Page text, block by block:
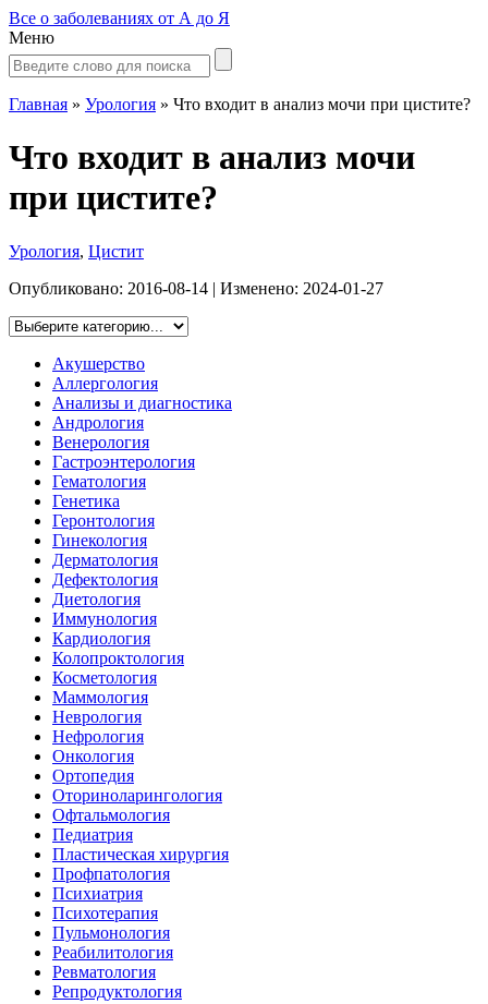
Все о заболеваниях от А до Я
Меню
Главная » Урология » Что входит в анализ мочи при цистите?
Что входит в анализ мочи
при цистите?
Урология, Цистит
Опубликовано: 2016-08-14 | Изменено: 2024-01-27
Акушерство
Аллергология
Анализы и диагностика
Андрология
Венерология
Гастроэнтерология
Гематология
Генетика
Геронтология
Гинекология
Дерматология
Дефектология
Диетология
Иммунология
Кардиология
Колопроктология
Косметология
Маммология
Неврология
Нефрология
Онкология
Ортопедия
Оториноларингология
Офтальмология
Педиатрия
Пластическая хирургия
Профпатология
Психиатрия
Психотерапия
Пульмонология
Реабилитология
Ревматология
Репродуктология